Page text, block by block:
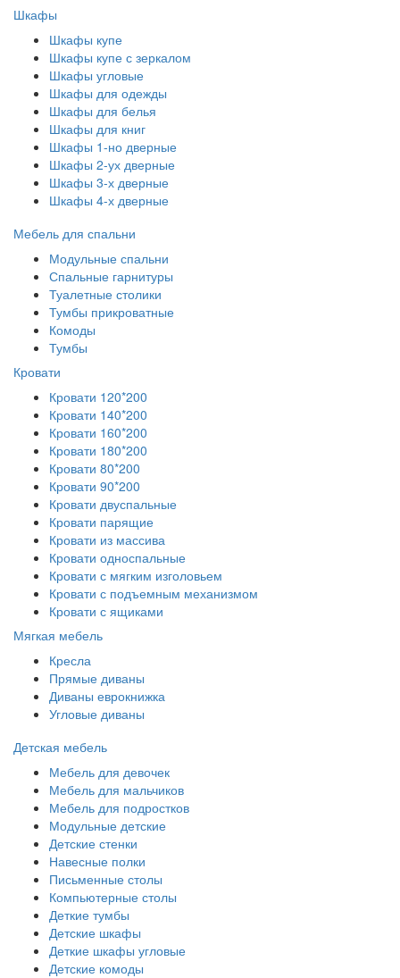
Шкафы
Шкафы купе
Шкафы купе с зеркалом
Шкафы угловые
Шкафы для одежды
Шкафы для белья
Шкафы для книг
Шкафы 1-но дверные
Шкафы 2-ух дверные
Шкафы 3-х дверные
Шкафы 4-х дверные
Мебель для спальни
Модульные спальни
Спальные гарнитуры
Туалетные столики
Тумбы прикроватные
Комоды
Тумбы
Кровати
Кровати 120*200
Кровати 140*200
Кровати 160*200
Кровати 180*200
Кровати 80*200
Кровати 90*200
Кровати двуспальные
Кровати парящие
Кровати из массива
Кровати односпальные
Кровати с мягким изголовьем
Кровати с подъемным механизмом
Кровати с ящиками
Мягкая мебель
Кресла
Прямые диваны
Диваны еврокнижка
Угловые диваны
Детская мебель
Мебель для девочек
Мебель для мальчиков
Мебель для подростков
Модульные детские
Детские стенки
Навесные полки
Письменные столы
Компьютерные столы
Деткие тумбы
Детские шкафы
Деткие шкафы угловые
Детские комоды